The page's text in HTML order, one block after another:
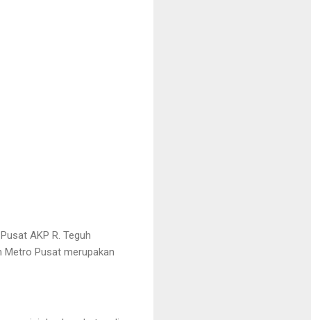
AKP R. Teguh
Metro Pusat merupakan